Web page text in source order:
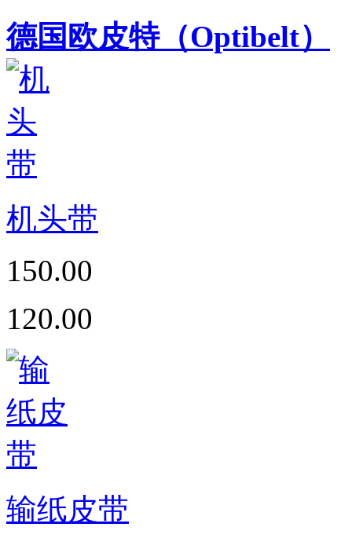
德国欧皮特（Optibelt）
机头带
150.00
120.00
输纸皮带